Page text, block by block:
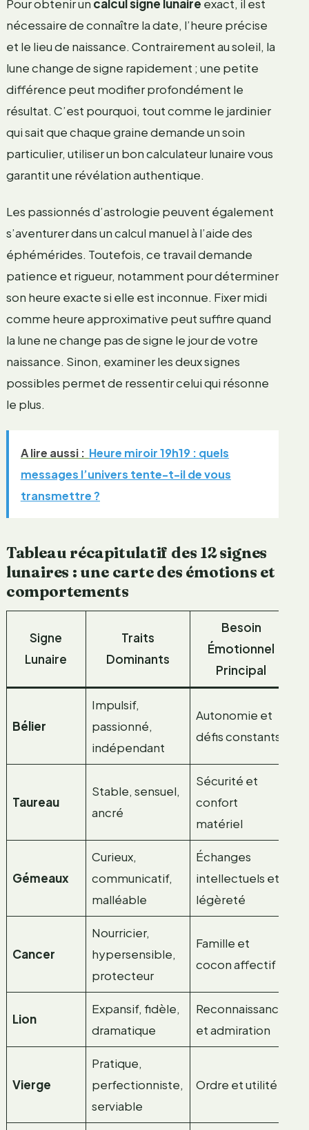
Pour obtenir un calcul signe lunaire exact, il est
nécessaire de connaître la date, l’heure précise
et le lieu de naissance. Contrairement au soleil, la
lune change de signe rapidement ; une petite
différence peut modifier profondément le
résultat. C’est pourquoi, tout comme le jardinier
qui sait que chaque graine demande un soin
particulier, utiliser un bon calculateur lunaire vous
garantit une révélation authentique.
Les passionnés d’astrologie peuvent également
s’aventurer dans un calcul manuel à l’aide des
éphémérides. Toutefois, ce travail demande
patience et rigueur, notamment pour déterminer
son heure exacte si elle est inconnue. Fixer midi
comme heure approximative peut suffire quand
la lune ne change pas de signe le jour de votre
naissance. Sinon, examiner les deux signes
possibles permet de ressentir celui qui résonne
le plus.
A lire aussi : Heure miroir 19h19 : quels
messages l’univers tente-t-il de vous
transmettre ?
Tableau récapitulatif des 12 signes
lunaires : une carte des émotions et
comportements
Signe
Lunaire
Traits
Dominants
Besoin
Émotionnel
Principal
Bélier
Impulsif,
passionné,
indépendant
Autonomie et
défis constants
Taureau
Stable, sensuel,
ancré
Sécurité et
confort
matériel
Gémeaux
Curieux,
communicatif,
malléable
Échanges
intellectuels et
légèreté
Cancer
Nourricier,
hypersensible,
protecteur
Famille et
cocon affectif
Lion
Expansif, fidèle,
dramatique
Reconnaissance
et admiration
Vierge
Pratique,
perfectionniste,
serviable
Ordre et utilité